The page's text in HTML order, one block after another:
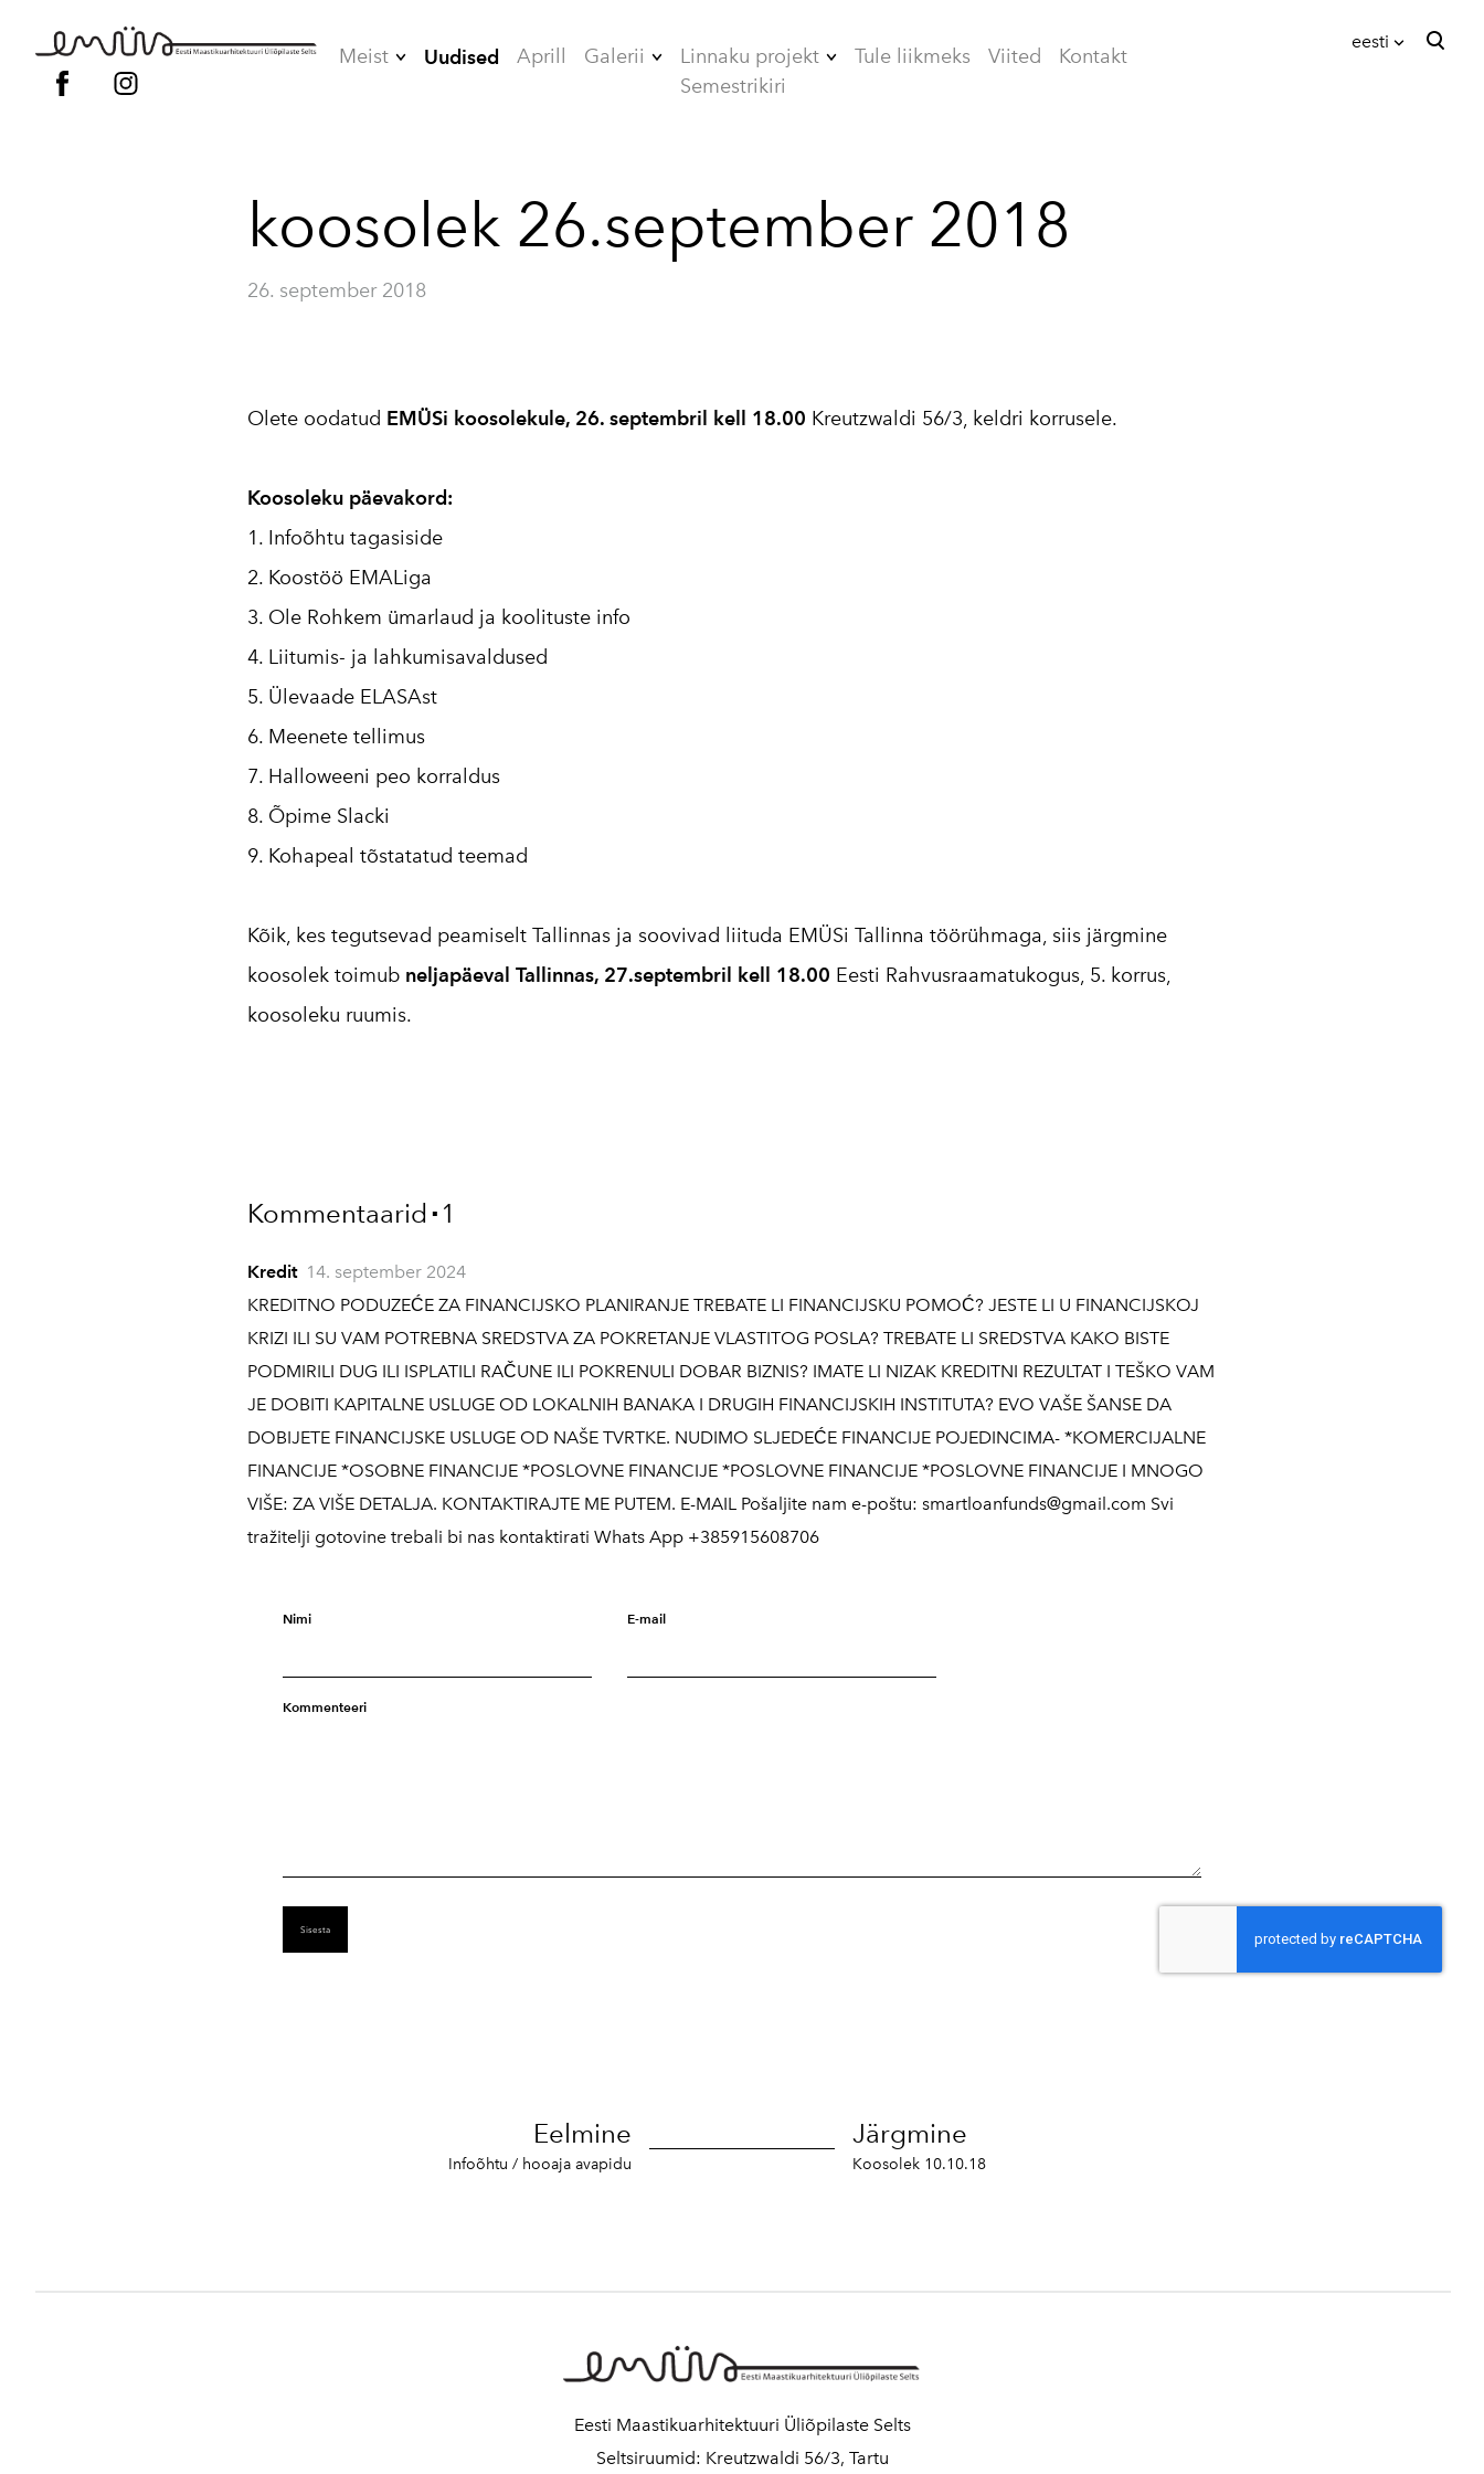
Meist
Põhikiri
Kodukord
Uudised Aprill Galerii
2009
2014
2018
Linnaku projekt
ZOOMEEDIKUM
EHITAMINE
Tule liikmeks Viited
Kontakt
Semestrikiri
eesti
koosolek 26.september 2018
26. september 2018
Olete oodatud EMÜSi koosolekule, 26. septembril kell 18.00 Kreutzwaldi 56/3, keldri korrusele.
Koosoleku päevakord:
1. Infoõhtu tagasiside
2. Koostöö EMALiga
3. Ole Rohkem ümarlaud ja koolituste info
4. Liitumis- ja lahkumisavaldused
5. Ülevaade ELASAst
6. Meenete tellimus
7. Halloweeni peo korraldus
8. Õpime Slacki
9. Kohapeal tõstatatud teemad
Kõik, kes tegutsevad peamiselt Tallinnas ja soovivad liituda EMÜSi Tallinna töörühmaga, siis järgmine
koosolek toimub neljapäeval Tallinnas, 27.septembril kell 18.00 Eesti Rahvusraamatukogus, 5. korrus,
koosoleku ruumis.
Kommentaarid ▪ 1
Kredit 14. september 2024
KREDITNO PODUZEĆE ZA FINANCIJSKO PLANIRANJE TREBATE LI FINANCIJSKU POMOĆ? JESTE LI U FINANCIJSKOJ
KRIZI ILI SU VAM POTREBNA SREDSTVA ZA POKRETANJE VLASTITOG POSLA? TREBATE LI SREDSTVA KAKO BISTE
PODMIRILI DUG ILI ISPLATILI RAČUNE ILI POKRENULI DOBAR BIZNIS? IMATE LI NIZAK KREDITNI REZULTAT I TEŠKO VAM
JE DOBITI KAPITALNE USLUGE OD LOKALNIH BANAKA I DRUGIH FINANCIJSKIH INSTITUTA? EVO VAŠE ŠANSE DA
DOBIJETE FINANCIJSKE USLUGE OD NAŠE TVRTKE. NUDIMO SLJEDEĆE FINANCIJE POJEDINCIMA- *KOMERCIJALNE
FINANCIJE *OSOBNE FINANCIJE *POSLOVNE FINANCIJE *POSLOVNE FINANCIJE *POSLOVNE FINANCIJE I MNOGO
VIŠE: ZA VIŠE DETALJA. KONTAKTIRAJTE ME PUTEM. E-MAIL Pošaljite nam e-poštu: smartloanfunds@gmail.com Svi
tražitelji gotovine trebali bi nas kontaktirati Whats App +385915608706
Nimi E-mail
Kommenteeri
Eelmine
Infoõhtu / hooaja avapidu
Järgmine
Koosolek 10.10.18
Eesti Maastikuarhitektuuri Üliõpilaste Selts
Seltsiruumid: Kreutzwaldi 56/3, Tartu